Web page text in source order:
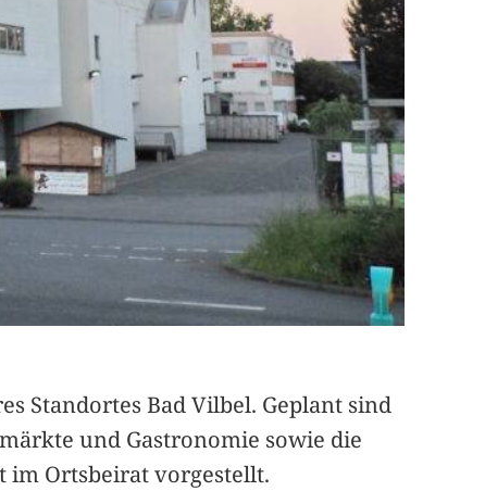
Standortes Bad Vilbel. Geplant sind
und Gastronomie sowie die
im Ortsbeirat vorgestellt.